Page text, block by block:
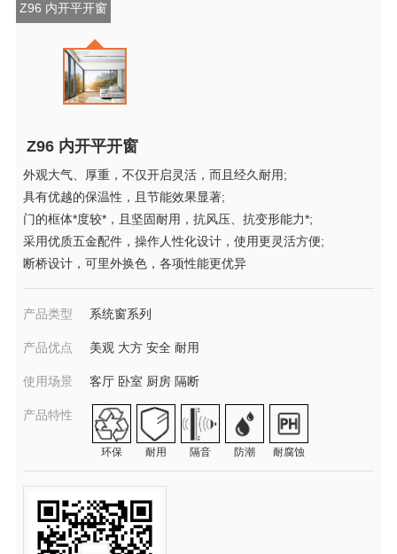
Z96 内开平开窗
Z96 内开平开窗
外观大气、厚重，不仅开启灵活，而且经久耐用;
具有优越的保温性，且节能效果显著;
门的框体*度较*，且坚固耐用，抗风压、抗变形能力*;
采用优质五金配件，操作人性化设计，使用更灵活方便;
断桥设计，可里外换色，各项性能更优异
产品类型 系统窗系列
产品优点 美观 大方 安全 耐用
使用场景 客厅 卧室 厨房 隔断
产品特性
环保 耐用 隔音 防潮 耐腐蚀